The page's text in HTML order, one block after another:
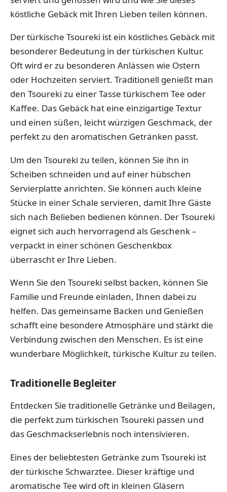
köstliche Gebäck mit Ihren Lieben teilen können.
Der türkische Tsoureki ist ein köstliches Gebäck mit
besonderer Bedeutung in der türkischen Kultur.
Oft wird er zu besonderen Anlässen wie Ostern
oder Hochzeiten serviert. Traditionell genießt man
den Tsoureki zu einer Tasse türkischem Tee oder
Kaffee. Das Gebäck hat eine einzigartige Textur
und einen süßen, leicht würzigen Geschmack, der
perfekt zu den aromatischen Getränken passt.
Um den Tsoureki zu teilen, können Sie ihn in
Scheiben schneiden und auf einer hübschen
Servierplatte anrichten. Sie können auch kleine
Stücke in einer Schale servieren, damit Ihre Gäste
sich nach Belieben bedienen können. Der Tsoureki
eignet sich auch hervorragend als Geschenk –
verpackt in einer schönen Geschenkbox
überrascht er Ihre Lieben.
Wenn Sie den Tsoureki selbst backen, können Sie
Familie und Freunde einladen, Ihnen dabei zu
helfen. Das gemeinsame Backen und Genießen
schafft eine besondere Atmosphäre und stärkt die
Verbindung zwischen den Menschen. Es ist eine
wunderbare Möglichkeit, türkische Kultur zu teilen.
Traditionelle Begleiter
Entdecken Sie traditionelle Getränke und Beilagen,
die perfekt zum türkischen Tsoureki passen und
das Geschmackserlebnis noch intensivieren.
Eines der beliebtesten Getränke zum Tsoureki ist
der türkische Schwarztee. Dieser kräftige und
aromatische Tee wird oft in kleinen Gläsern